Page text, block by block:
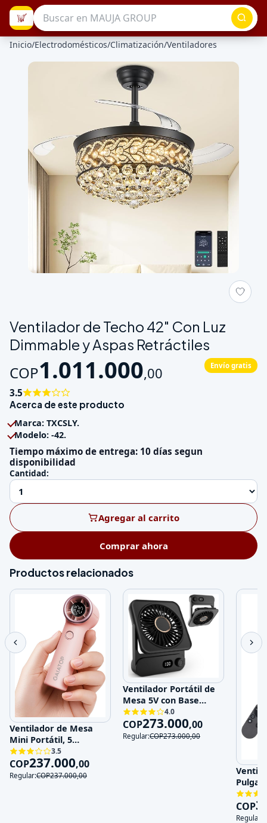
Inicio/Electrodomésticos/Climatización/Ventiladores
Ventilador de Techo 42" Con Luz
Dimmable y Aspas Retráctiles
COP1.011.000,00 Envío gratis
3.5
Acerca de este producto
Marca: TXCSLY.
Modelo: -42.
Tiempo máximo de entrega: 10 días segun
disponibilidad
Cantidad:
Agregar al carrito
Comprar ahora
Productos relacionados
Ventilador de Mesa
Mini Portátil, 5
Velocidades, 5V,
Recargable
3.5
COP237.000,00
Regular:COP237.000,00
Ventilador Portátil de
Mesa 5V con Base
Magnética y 100
Velocidades
4.0
COP273.000,00
Regular:COP273.000,00
120V
COP
Regular: